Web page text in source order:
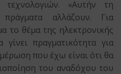
«Αυτήν τη
αλλάζουν. Για
το θέμα της ηλεκτρονικής
πραγματικότητα για
που έχω είναι ότι θα
του αναδόχου του